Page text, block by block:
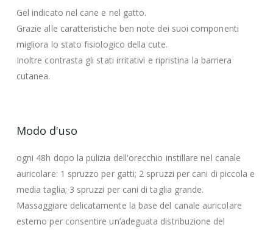
Gel indicato nel cane e nel gatto.
Grazie alle caratteristiche ben note dei suoi componenti
migliora lo stato fisiologico della cute.
Inoltre contrasta gli stati irritativi e ripristina la barriera
cutanea.
Modo d'uso
ogni 48h dopo la pulizia dell'orecchio instillare nel canale
auricolare: 1 spruzzo per gatti; 2 spruzzi per cani di piccola e
media taglia; 3 spruzzi per cani di taglia grande.
Massaggiare delicatamente la base del canale auricolare
esterno per consentire un’adeguata distribuzione del